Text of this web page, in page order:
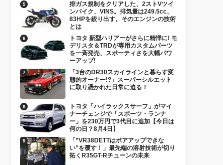
排ガス規制をクリアした、2ストVツイ
ンバイク、VINS。排気量は249.5cc、
83HPを絞り出す。そのエンジンの技術
とは
トヨタ 新型ハリアーがさらに精悍に! モ
デリスタ＆TRDが専用カスタムパーツ
を一斉発売、スポーティさを大幅パワ
ーアップ!
「3台のDR30スカイラインと暮らす変
態的オーナー!?」スーパーシルエット
に取り憑かれた日常に迫る！
トヨタ「ハイラックスサーフ」がマイ
ナーチェンジで「スポーツ・ランナ
ー」を230万円で3代目に追加【今日は
何の日？8月4日】
「”VR38DETTはボアアップできな
い”を覆す！」最先端の溶射技術が切り
拓くR35GT-Rチューンの未来